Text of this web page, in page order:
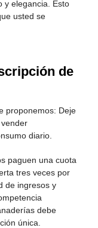
y elegancia. Esto
usted se
de
proponemos: Deje
diario.
paguen una cuota
tres veces por
de ingresos y
debe
única.